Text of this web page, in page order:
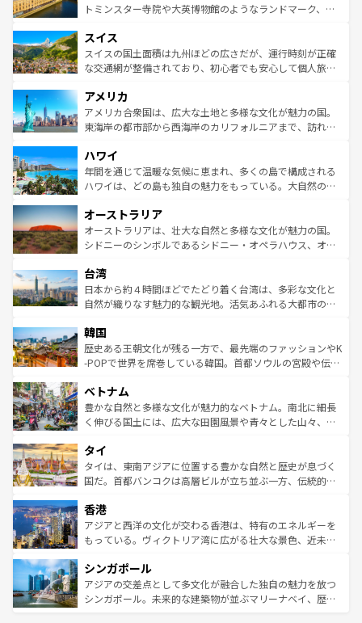
らに、パリ以外の地域にも魅力が溢れており、どの街角に
れる地方に足を運ぶとそれぞれで全く異なる文化を体験で
きるだろう。 なお、新着のフランス情報はコンテンツ一覧
を参照してほしい。
してライン川沿いのワイン畑といった風景は必見。ビール
は、お酒好きな人にはぜひ体験してほしい。 なお、新着の
ドイツ情報はコンテンツ一覧を参照してほしい。
トミンスター寺院や大英博物館のようなランドマーク、歴
リアごとに異なる魅力がある。また、優雅なアフタヌーン
ティー、ビール好きにはたまらない英国パブ、サッカー観
戦など、本場だからこそできる体験も豊富。イギリスを旅
ンツ一覧を参照してほしい。
スイス
スイスの国土面積は九州ほどの広さだが、運行時刻が正確
な交通網が整備されており、初心者でも安心して個人旅行
の建物がそのまま残る町や、スイスならではのユニークな
博物館もあり、アルプス観光だけでなく町歩きも満喫する
ことができる。国民の所得が高いため物価も高いが、旅行
ば市内交通費無料で観光を楽しむこともできる。 なお、新
着のスイス情報はコンテンツ一覧 を参照してほしい。
アメリカ
アメリカ合衆国は、広大な土地と多様な文化が魅力の国。
東海岸の都市部から西海岸のカリフォルニアまで、訪れる
のような巨大都市は、観光、ショッピング、エンターテイ
ンメントが詰まった刺激的なスポットだ。一方、アメリカ
西部には大自然が広がり、グランドキャニオンやイエロー
部のニューオーリンズでは、音楽と美食が融合した独特の
文化が魅力。旅行者はアメリカの各地域で異なる魅力を楽
しみながら、その多様性と豊かな歴史を感じることができ
ならではの贅沢な旅のスタイルだ。 なお、新着のアメリカ
情報はコンテンツ一覧を参照してほしい。
ハワイ
年間を通じて温暖な気候に恵まれ、多くの島で構成される
ハワイは、どの島も独自の魅力をもっている。大自然の神
ワイ島は見逃せない。また、定番の観光地といえばオアフ
島だが、静かな自然を求めるならマウイ島やカウアイ島が
おすすめ。エメラルドグリーンに輝く海をはじめ、豊かな
れるおもてなしの心で訪れる人々を迎えてくれるハワイの
人々、おいしいローカルフードやハワイアンミュージッ
ク、伝統的なフラダンスなど、すべてがハワイの魅力を彩
ワイを、存分に味わってほしい。 なお、新着のハワイ情報
はコンテンツ一覧を参照してほしい。
オーストラリア
オーストラリアは、壮大な自然と多様な文化が魅力の国。
シドニーのシンボルであるシドニー・オペラハウス、オー
リアリーフや大陸中央部にそびえるウルル（エアーズロッ
ク）、タスマニアの美しい原生林やケアンズの熱帯雨林な
ど、見どころがたくさん。また、カフェやワイン、オージ
いる。アクティビティも充実しており、サーフィンやダイ
ビング、ハイキングなど、アウトドア好きにはたまらな
い。オーストラリアの多彩な魅力を存分に味わいつくそ
参照してほしい。
台湾
日本から約４時間ほどでたどり着く台湾は、多彩な文化と
自然が織りなす魅力的な観光地。活気あふれる大都市の台
ン）、静ひつな山岳地帯である台湾東部など、都市の喧騒
と山間の静けさが共存しており、訪れる人に新しい発見と
驚きをもたらしてくれる。また、奥深い台湾の食文化も魅
容にもいいと評判のスイーツなど、バラエティ豊かな料理
が味わえる。 なお、新着の台湾情報は コンテンツ一覧を参
照してほしい。
韓国
歴史ある王朝文化が残る一方で、最先端のファッションやK
-POPで世界を席巻している韓国。首都ソウルの宮殿や伝統
き、地方に足を延ばせば四季折々の自然美を楽しむことが
できる。そして、キムチや焼肉、絶品のストリートフード
まで、さまざまな韓国料理が待っている。夜には、韓国な
リティに包まれながら、韓国の多彩な魅力を心ゆくまで味
わってみてほしい。 なお、新着の韓国情報はコンテンツ一
覧を参照してほしい。
ベトナム
豊かな自然と多様な文化が魅力的なベトナム。南北に細長
く伸びる国土には、広大な田園風景や青々とした山々、世
急速な発展と共に伝統が息づく。ハノイの古い町並みやホ
ーチミン市のフランス統治時代の建物も、独特の雰囲気を
醸し出している。また、バラエティの豊かさとおいしさで
とつ。フォーやバインミー、ベトナムコーヒーなどは、ぜ
ひ現地で味わいたい。どの地域を訪れてもあたたかい人々
が旅行者を迎えてくれるので、きっと忘れられない旅にな
参照してほしい。
タイ
タイは、東南アジアに位置する豊かな自然と歴史が息づく
国だ。首都バンコクは高層ビルが立ち並ぶ一方、伝統的な
の活気が交差している。北部ではチェンマイなどの山岳地
帯で自然と触れ合い、南部ではプーケットやクラビの美し
いビーチでリゾート気分を楽しむことができる。タイ料理
激する。気候は一年中温暖で、どの季節にも異なる楽しみ
が待っている。親しみやすいタイの人々、仏教を中心とし
た文化、そして多様な観光資源が、訪れる旅人を魅了し続
香港
アジアと西洋の文化が交わる香港は、特有のエネルギーを
もっている。ヴィクトリア湾に広がる壮大な景色、近未来
み、どこを訪れても感動するはず。観光スポットが密集し
ており、効率よく見どころを回れるのも魅力。息をのむよ
うな絶景から文化的な体験まで、香港を存分に楽しみ尽く
シンガポール
アジアの交差点として多文化が融合した独自の魅力を放つ
シンガポール。未来的な建築物が並ぶマリーナベイ、歴史